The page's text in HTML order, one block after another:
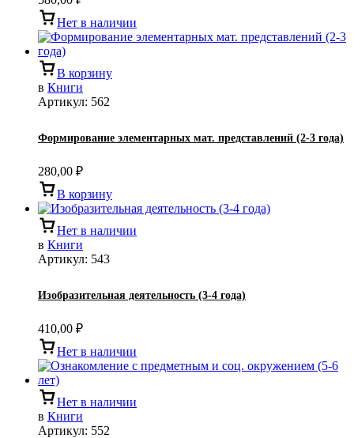
Нет в наличии
В корзину
в Книги
Артикул: 562
Формирование элементарных мат. представлений (2-3 года)
280,00 ₽
В корзину
Нет в наличии
в Книги
Артикул: 543
Изобразительная деятельность (3-4 года)
410,00 ₽
Нет в наличии
Нет в наличии
в Книги
Артикул: 552